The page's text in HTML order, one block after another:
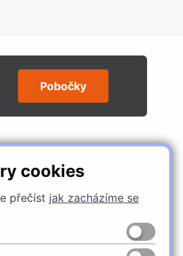
cookies
přečíst jak zacházíme se
Pobočky
NÁS